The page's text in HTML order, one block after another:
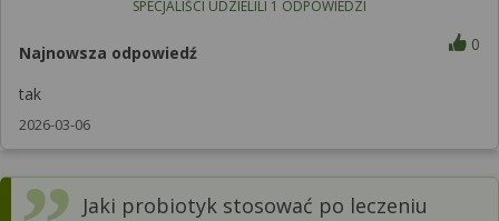
SPECJALIŚCI UDZIELILI 1 ODPOWIEDZI
Najnowsza odpowiedź 0
tak
2026-03-06
Jaki probiotyk stosować po leczeniu